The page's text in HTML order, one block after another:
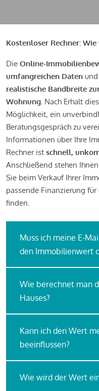
Kostenloser Rechner:
Die Online-
umfangreichen Daten
realistische Bandbreite
Wohnung. Nach Erhalt
Möglichkeit, ein
Beratungsgespräch zu
Informationen über Ihre
Rechner ist schnell,
Anschließend stehen
Sie beim Verkauf Ihrer
passende Finanzierung
finden.
Muss ich meine E-
den Immobilienwert
Wie berechnet man
Hauses?
Kann ich den Wert
beeinflussen?
Wie wird der Wert